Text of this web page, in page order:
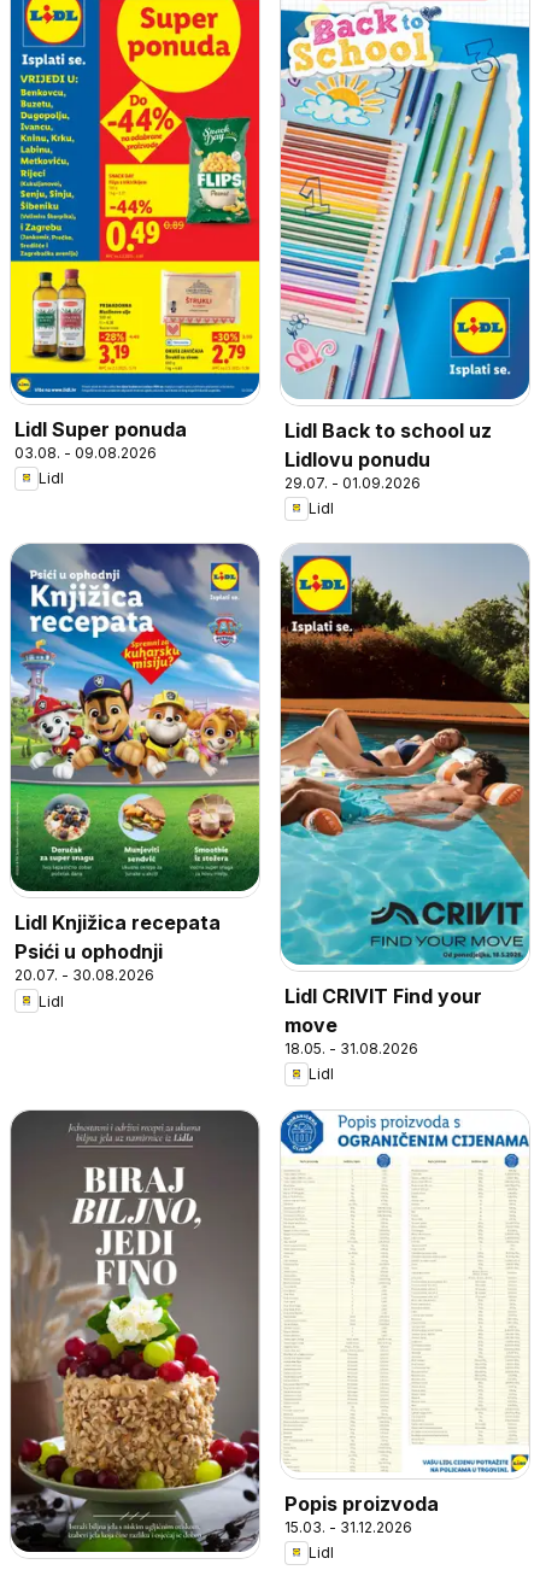
Lidl Super ponuda
03.08. - 09.08.2026
Lidl
Lidl Back to school uz
Lidlovu ponudu
29.07. - 01.09.2026
Lidl
Lidl Knjižica recepata
Psići u ophodnji
20.07. - 30.08.2026
Lidl
Lidl CRIVIT Find your
move
18.05. - 31.08.2026
Lidl
Popis proizvoda
15.03. - 31.12.2026
Lidl